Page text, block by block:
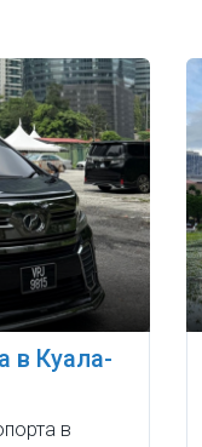
в Куала-
в